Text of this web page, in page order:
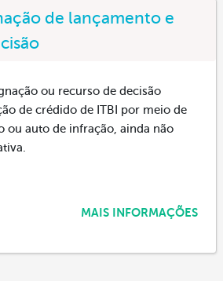
de lançamento e
ou recurso de decisão
de crédido de ITBI por meio de
ou auto de infração, ainda não
MAIS INFORMAÇÕES